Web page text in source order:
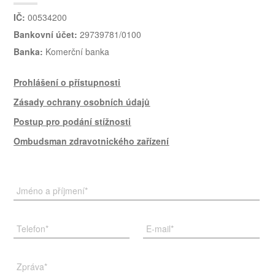
IČ: 00534200
Bankovní účet: 29739781/0100
Banka: Komerční banka
Prohlášení o přístupnosti
Zásady ochrany osobních údajů
Postup pro podání stížnosti
Ombudsman zdravotnického zařízení
Jméno a příjmení*
Telefon* E-mail*
Zpráva*